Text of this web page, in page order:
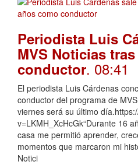
Periodista Luis
MVS Noticias
conductor. 08:41
El periodista Luis Cárdenas
conductor del programa de
viernes será su último
v=LKMH_XcHcGk“Durante 16
casa me permitió aprender,
momentos que marcaron mi
Notici